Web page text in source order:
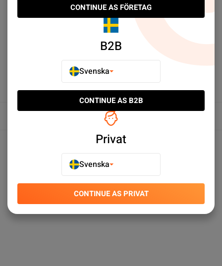
E-POSTA TILL EN VÄN
Översikt
Produktspecifikationer
CONTINUE AS FÖRETAG
B2B
Svenska
CONTINUE AS B2B
Privat
Svenska
CONTINUE AS PRIVAT